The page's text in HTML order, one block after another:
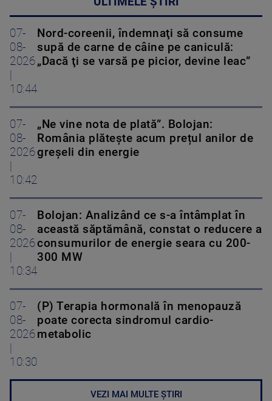
07-
08-
2026
10:44
Nord-coreenii, îndemnaţi să consume
supă de carne de câine pe caniculă:
„Dacă ţi se varsă pe picior, devine leac”
07-
08-
2026
10:42
„Ne vine nota de plată”. Bolojan:
România plătește acum prețul anilor de
greșeli din energie
07-
08-
2026
10:34
Bolojan: Analizând ce s-a întâmplat în
această săptămână, constat o reducere a
consumurilor de energie seara cu 200-
300 MW
07-
08-
2026
10:30
(P) Terapia hormonală în menopauză
poate corecta sindromul cardio-
metabolic
VEZI MAI MULTE ȘTIRI